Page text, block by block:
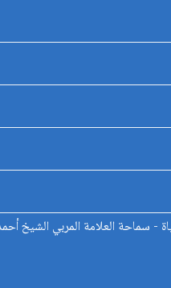
- سماحة العلامة المربي الشيخ